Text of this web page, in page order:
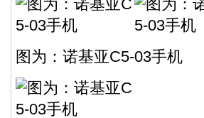
图为：诺基亚C5-03手机